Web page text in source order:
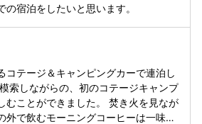
の宿泊をしたいと思います。
コテージ＆キャンピングカーで連泊し
索しながらの、初のコテージキャンプ
むことができました。 焚き火を見なが
外で飲むモーニングコーヒーは一味違